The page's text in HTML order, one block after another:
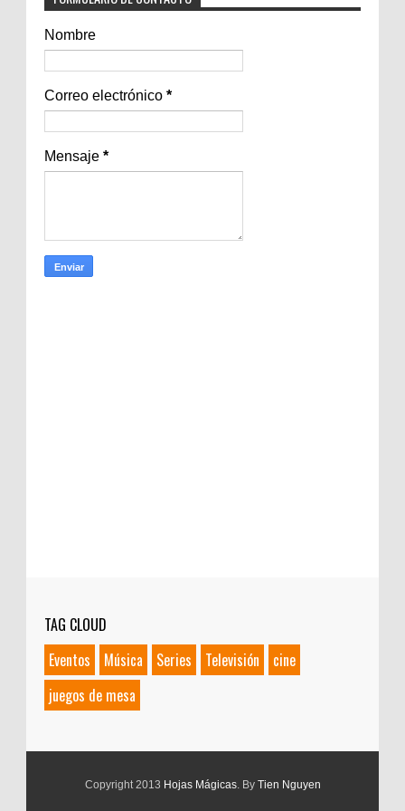
Nombre
Correo electrónico *
Mensaje *
TAG CLOUD
Eventos
Música Series Televisión
cine
juegos de mesa
Copyright 2013 Hojas Mágicas. By Tien Nguyen